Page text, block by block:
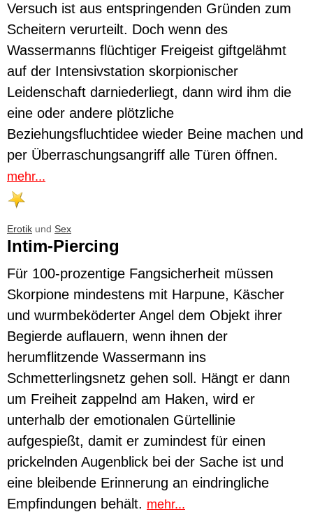
Versuch ist aus entspringenden Gründen zum
Scheitern verurteilt. Doch wenn des
Wassermanns flüchtiger Freigeist giftgelähmt
auf der Intensivstation skorpionischer
Leidenschaft darniederliegt, dann wird ihm die
eine oder andere plötzliche
Beziehungsfluchtidee wieder Beine machen und
per Überraschungsangriff alle Türen öffnen.
mehr...
Erotik und Sex
Intim-Piercing
Für 100-prozentige Fangsicherheit müssen
Skorpione mindestens mit Harpune, Käscher
und wurmbeköderter Angel dem Objekt ihrer
Begierde auflauern, wenn ihnen der
herumflitzende Wassermann ins
Schmetterlingsnetz gehen soll. Hängt er dann
um Freiheit zappelnd am Haken, wird er
unterhalb der emotionalen Gürtellinie
aufgespießt, damit er zumindest für einen
prickelnden Augenblick bei der Sache ist und
eine bleibende Erinnerung an eindringliche
Empfindungen behält. mehr...